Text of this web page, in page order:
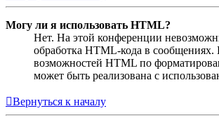
Могу ли я использовать HTML?
Нет. На этой конференции
обработка HTML-кода в сообщениях.
возможностей HTML по
может быть реализована с
Вернуться к началу